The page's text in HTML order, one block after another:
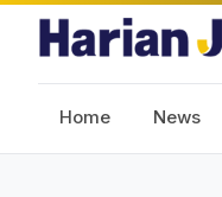
Home News